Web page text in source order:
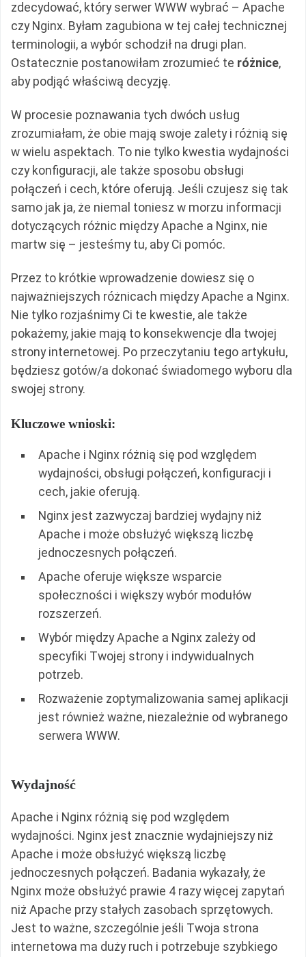
zdecydować, który serwer WWW wybrać – Apache
czy Nginx. Byłam zagubiona w tej całej technicznej
terminologii, a wybór schodził na drugi plan.
Ostatecznie postanowiłam zrozumieć te różnice,
aby podjąć właściwą decyzję.
W procesie poznawania tych dwóch usług
zrozumiałam, że obie mają swoje zalety i różnią się
w wielu aspektach. To nie tylko kwestia wydajności
czy konfiguracji, ale także sposobu obsługi
połączeń i cech, które oferują. Jeśli czujesz się tak
samo jak ja, że niemal toniesz w morzu informacji
dotyczących różnic między Apache a Nginx, nie
martw się – jesteśmy tu, aby Ci pomóc.
Przez to krótkie wprowadzenie dowiesz się o
najważniejszych różnicach między Apache a Nginx.
Nie tylko rozjaśnimy Ci te kwestie, ale także
pokażemy, jakie mają to konsekwencje dla twojej
strony internetowej. Po przeczytaniu tego artykułu,
będziesz gotów/a dokonać świadomego wyboru dla
swojej strony.
Kluczowe wnioski:
Apache i Nginx różnią się pod względem
wydajności, obsługi połączeń, konfiguracji i
cech, jakie oferują.
Nginx jest zazwyczaj bardziej wydajny niż
Apache i może obsłużyć większą liczbę
jednoczesnych połączeń.
Apache oferuje większe wsparcie
społeczności i większy wybór modułów
rozszerzeń.
Wybór między Apache a Nginx zależy od
specyfiki Twojej strony i indywidualnych
potrzeb.
Rozważenie zoptymalizowania samej aplikacji
jest również ważne, niezależnie od wybranego
serwera WWW.
Wydajność
Apache i Nginx różnią się pod względem
wydajności. Nginx jest znacznie wydajniejszy niż
Apache i może obsłużyć większą liczbę
jednoczesnych połączeń. Badania wykazały, że
Nginx może obsłużyć prawie 4 razy więcej zapytań
niż Apache przy stałych zasobach sprzętowych.
Jest to ważne, szczególnie jeśli Twoja strona
internetowa ma duży ruch i potrzebuje szybkiego